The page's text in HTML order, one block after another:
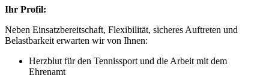
Ihr Profil:
Neben Einsatzbereitschaft, Flexibilität, sicheres Auftreten und
Belastbarkeit erwarten wir von Ihnen:
Herzblut für den Tennissport und die Arbeit mit dem
Ehrenamt